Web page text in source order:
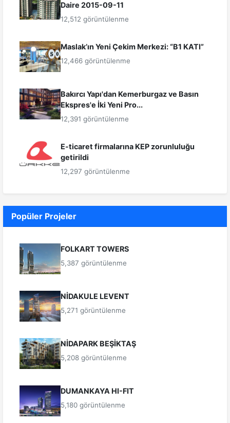
Daire 2015-09-11
12,512 görüntülenme
Maslak’ın Yeni Çekim Merkezi: “B1 KATI”
12,466 görüntülenme
Bakırcı Yapı'dan Kemerburgaz ve Basın
Ekspres'e İki Yeni Pro...
12,391 görüntülenme
E-ticaret firmalarına KEP zorunluluğu
getirildi
12,297 görüntülenme
Popüler Projeler
FOLKART TOWERS
5,387 görüntülenme
NİDAKULE LEVENT
5,271 görüntülenme
NİDAPARK BEŞİKTAŞ
5,208 görüntülenme
DUMANKAYA HI-FIT
5,180 görüntülenme